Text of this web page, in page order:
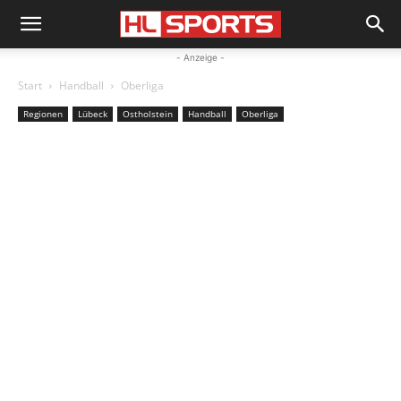
- Anzeige -
Start Handball Oberliga
Regionen Lübeck Ostholstein Handball Oberliga